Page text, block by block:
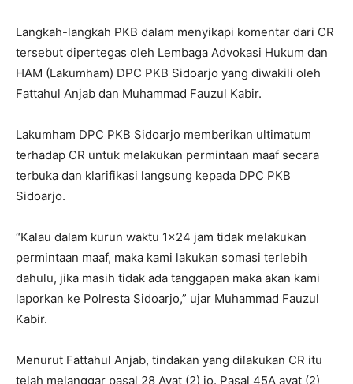
Langkah-langkah PKB dalam menyikapi komentar dari CR
tersebut dipertegas oleh Lembaga Advokasi Hukum dan
HAM (Lakumham) DPC PKB Sidoarjo yang diwakili oleh
Fattahul Anjab dan Muhammad Fauzul Kabir.
Lakumham DPC PKB Sidoarjo memberikan ultimatum
terhadap CR untuk melakukan permintaan maaf secara
terbuka dan klarifikasi langsung kepada DPC PKB
Sidoarjo.
“Kalau dalam kurun waktu 1×24 jam tidak melakukan
permintaan maaf, maka kami lakukan somasi terlebih
dahulu, jika masih tidak ada tanggapan maka akan kami
laporkan ke Polresta Sidoarjo,” ujar Muhammad Fauzul
Kabir.
Menurut Fattahul Anjab, tindakan yang dilakukan CR itu
telah melanggar pasal 28 Ayat (2) jo. Pasal 45A ayat (2)